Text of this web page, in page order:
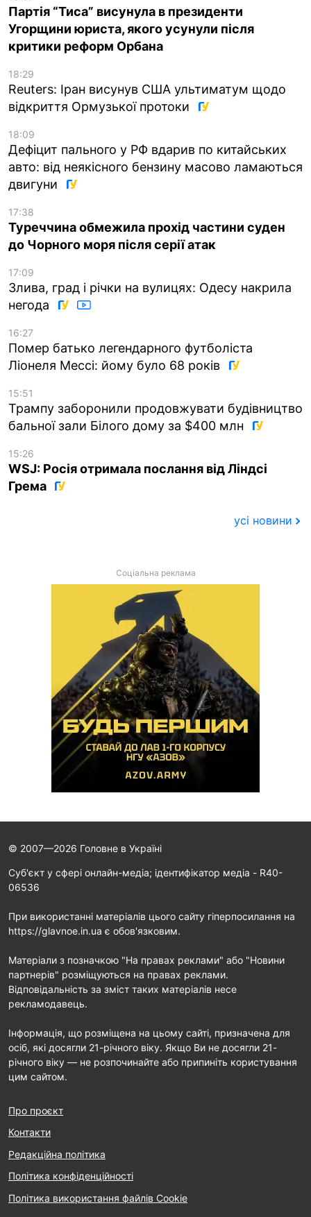
Партія “Тиса” висунула в президенти
Угорщини юриста, якого усунули після
критики реформ Орбана
18:29
Reuters: Іран висунув США ультиматум щодо
відкриття Ормузької протоки
18:09
Дефіцит пального у РФ вдарив по китайських
авто: від неякісного бензину масово ламаються
двигуни
17:38
Туреччина обмежила прохід частини суден
до Чорного моря після серії атак
17:09
Злива, град і річки на вулицях: Одесу накрила
негода
16:27
Помер батько легендарного футболіста
Ліонеля Мессі: йому було 68 років
15:51
Трампу заборонили продовжувати будівництво
бальної зали Білого дому за $400 млн
15:26
WSJ: Росія отримала послання від Ліндсі
Грема
усі новини
Соціальна реклама
© 2007—2026 Головне в Україні
Cуб'єкт у сфері онлайн-медіа; ідентифікатор медіа - R40-
06536
При використанні матеріалів цього сайту гіперпосилання на
https://glavnoe.in.ua є обов'язковим.
Матеріали з позначкою "На правах реклами" або "Новини
партнерів" розміщуються на правах реклами.
Відповідальність за зміст таких матеріалів несе
рекламодавець.
Інформація, що розміщена на цьому сайті, призначена для
осіб, які досягли 21-річного віку. Якщо Ви не досягли 21-
річного віку — не розпочинайте або припиніть користування
цим сайтом.
Про проєкт
Контакти
Редакційна політика
Політика конфіденційності
Політика використання файлів Cookie